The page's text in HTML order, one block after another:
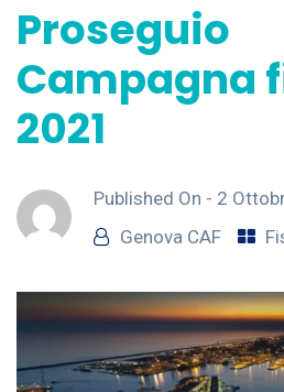
Proseguio
Campagna
2021
Published On - 2
Genova CAF